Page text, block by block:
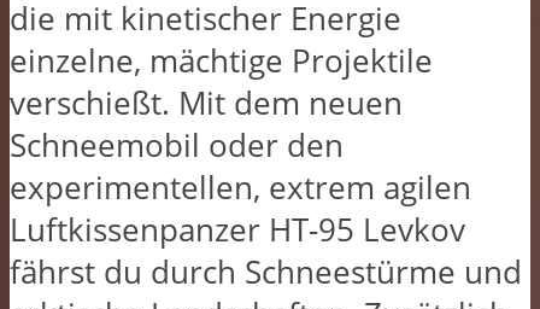
die mit kinetischer Energie
einzelne, mächtige Projektile
verschießt. Mit dem neuen
Schneemobil oder den
experimentellen, extrem agilen
Luftkissenpanzer HT-95 Levkov
fährst du durch Schneestürme und